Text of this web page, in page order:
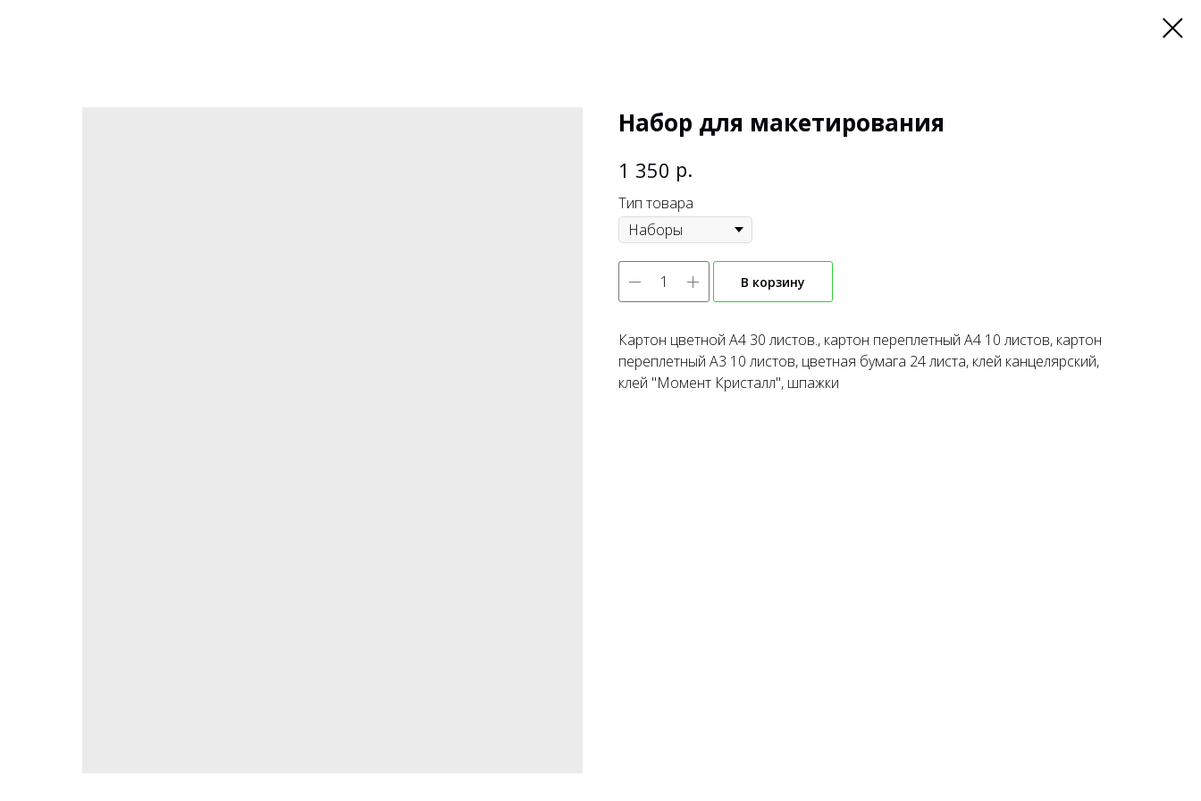
Набор для макетирования
1 350 р.
Тип товара
В корзину
Картон цветной А4 30 листов., картон переплетный А4 10 листов, картон
переплетный А3 10 листов, цветная бумага 24 листа, клей канцелярский,
клей "Момент Кристалл", шпажки